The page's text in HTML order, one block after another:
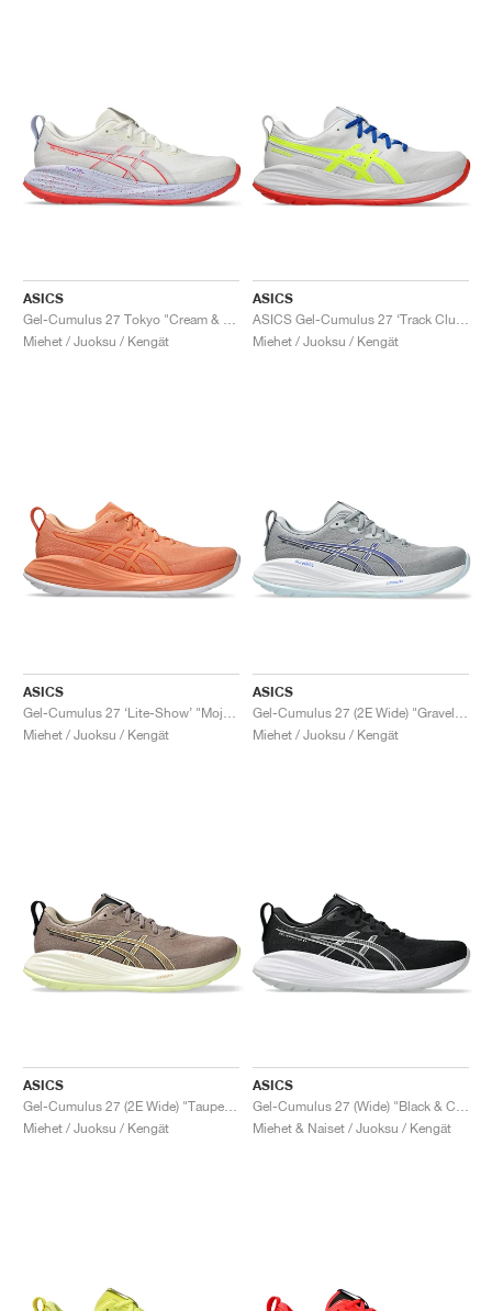
ASICS
Miehet / Juoksu / Kengät
ASICS
Miehet / Juoksu / Kengät
ASICS
Miehet / Juoksu / Kengät
ASICS
Miehet / Juoksu / Kengät
ASICS
Miehet / Juoksu / Kengät
ASICS
Miehet & Naiset / Juoksu / Kengät